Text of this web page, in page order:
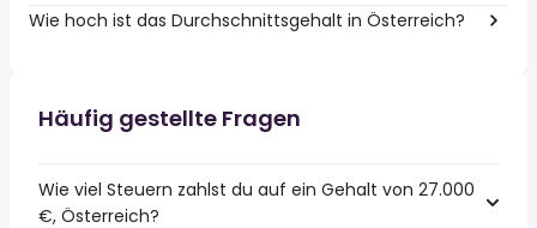
Wie hoch ist das Durchschnittsgehalt in Österreich?
Häufig gestellte Fragen
Wie viel Steuern zahlst du auf ein Gehalt von 27.000
€, Österreich?